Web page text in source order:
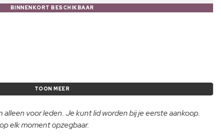
BINNENKORT BESCHIKBAAR
TOON MEER
voor leden. Je kunt lid worden bij je eerste aankoop.
elk moment opzegbaar.